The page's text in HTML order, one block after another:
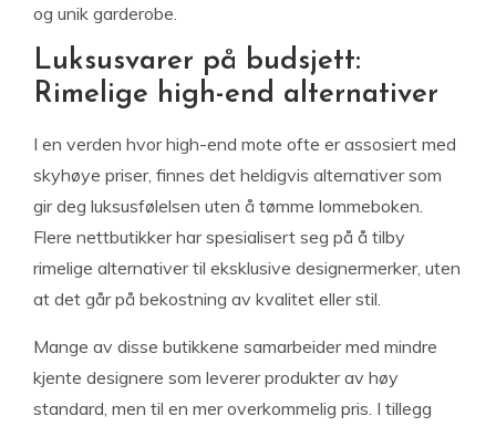
og unik garderobe.
Luksusvarer på budsjett:
Rimelige high-end alternativer
I en verden hvor high-end mote ofte er assosiert med
skyhøye priser, finnes det heldigvis alternativer som
gir deg luksusfølelsen uten å tømme lommeboken.
Flere nettbutikker har spesialisert seg på å tilby
rimelige alternativer til eksklusive designermerker, uten
at det går på bekostning av kvalitet eller stil.
Mange av disse butikkene samarbeider med mindre
kjente designere som leverer produkter av høy
standard, men til en mer overkommelig pris. I tillegg